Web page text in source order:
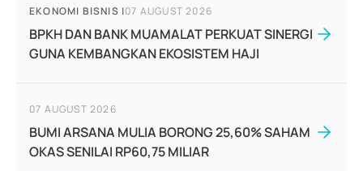
EKONOMI BISNIS |07 AUGUST 2026
BPKH DAN BANK MUAMALAT PERKUAT SINERGI
GUNA KEMBANGKAN EKOSISTEM HAJI
07 AUGUST 2026
BUMI ARSANA MULIA BORONG 25,60% SAHAM
OKAS SENILAI RP60,75 MILIAR